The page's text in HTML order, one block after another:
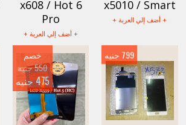
x5010 / Smart
+ أضف إلي العربة +
x608 / Hot 6
Pro
+ أضف إلي العربة +
799 جنيه
خصم
550 جنيه
475 جنيه